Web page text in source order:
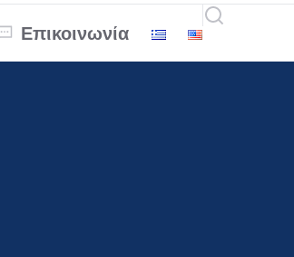
Επικοινωνία